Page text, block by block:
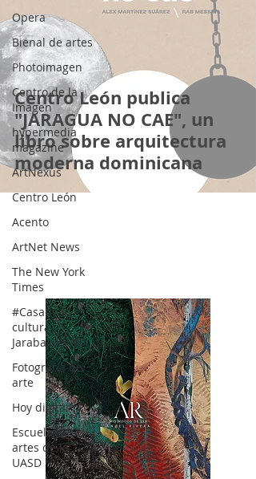
Opera
Bienal de artes
Photoimagen
Centro de la
Imagen
hypermedia
magazine
ArtNexus
Centro León
Acento
ArtNet News
The New York
Times
#Casade la
cultura
Jarabacoa, RD
Fotografía de
arte
Hoy digital
Escuela de
artes de la
UASD
Centro León publica
"JARAGUA NO CAE", un
libro sobre arquitectura
moderna dominicana